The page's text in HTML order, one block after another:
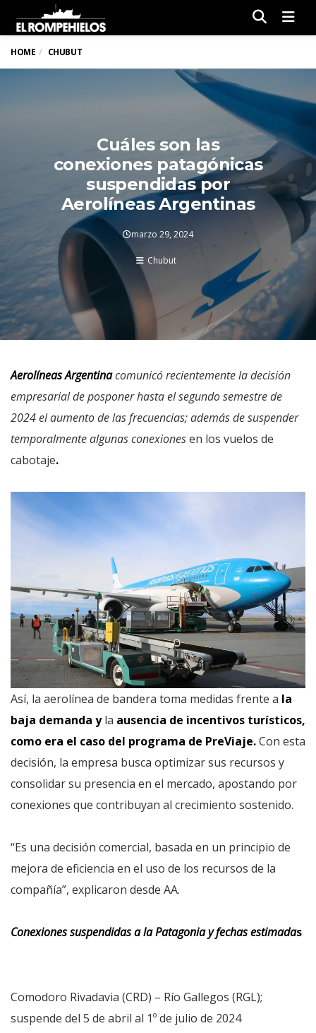
HOME CHUBUT
Cuáles son las
conexiones patagónicas
suspendidas por
Aerolíneas Argentinas
marzo 29, 2024
Chubut
Aerolíneas Argentinacomunicó recientemente la decisión
empresarial de posponer hasta el segundo semestre de
2024 el aumento de las frecuencias; además de suspender
temporalmente algunas conexionesen los vuelos de
cabotaje.
Así, la aerolínea de bandera toma medidas frente a la
baja demanda yla ausencia de incentivos turísticos,
como era el caso del programa de PreViaje.Con esta
decisión, la empresa busca optimizar sus recursos y
consolidar su presencia en el mercado, apostando por
conexiones que contribuyan al crecimiento sostenido.
“Es una decisión comercial, basada en un principio de
mejora de eficiencia en el uso de los recursos de la
compañía”, explicaron desde AA.
Conexiones suspendidas a la Patagonia y fechas estimadas
Comodoro Rivadavia (CRD) – Río Gallegos (RGL);
suspende del 5 de abril al 1º de julio de 2024